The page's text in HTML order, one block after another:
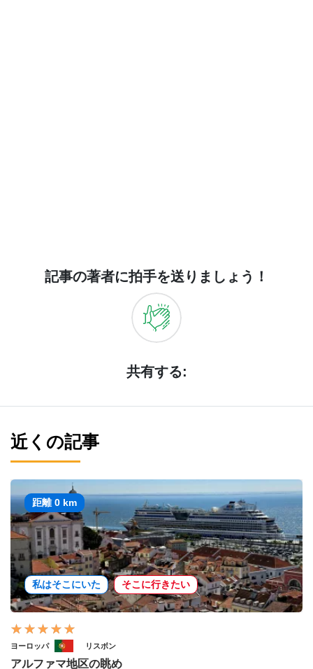
記事の著者に拍手を送りましょう！
共有する:
近くの記事
距離 0 km
私はそこにいた そこに行きたい
ヨーロッパ リスボン
アルファマ地区の眺め